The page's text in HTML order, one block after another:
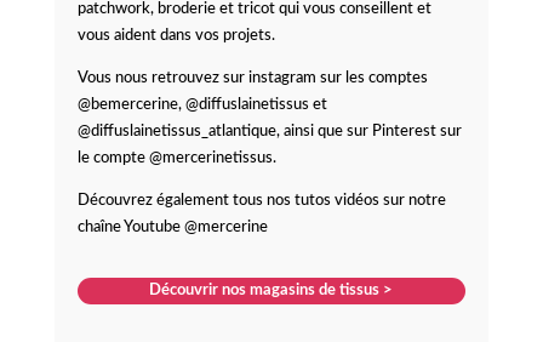
patchwork, broderie et tricot qui vous conseillent et
vous aident dans vos projets.
Vous nous retrouvez sur instagram sur les comptes
@bemercerine, @diffuslainetissus et
@diffuslainetissus_atlantique, ainsi que sur Pinterest sur
le compte @mercerinetissus.
Découvrez également tous nos tutos vidéos sur notre
chaîne Youtube @mercerine
Découvrir nos magasins de tissus >